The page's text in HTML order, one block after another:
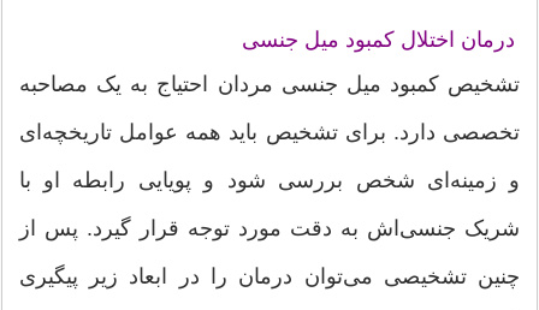
درمان اختلال کمبود میل جنسی
تشخیص کمبود میل جنسی مردان احتیاج به یک مصاحبه
تخصصی دارد. برای تشخیص باید همه عوامل تاریخچه‌ای
و زمینه‌ای شخص بررسی شود و پویایی رابطه او با
شریک جنسی‌اش به دقت مورد توجه قرار گیرد. پس از
چنین تشخیصی می‌توان درمان را در ابعاد زیر پیگیری